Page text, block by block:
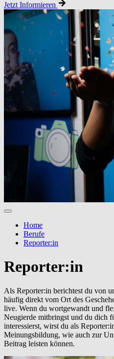
Jetzt Informieren
Home
Berufe
Reporter:in
Reporter:in
Als Reporter:in berichtest du von
häufig direkt vom Ort des
live. Wenn du wortgewandt und
Neugierde mitbringst und du dich
interessierst, wirst du als
Meinungsbildung, wie auch zur
Beitrag leisten können.